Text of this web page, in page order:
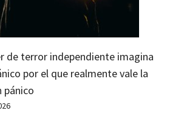
de terror independiente imagina
por el que realmente vale la
pánico